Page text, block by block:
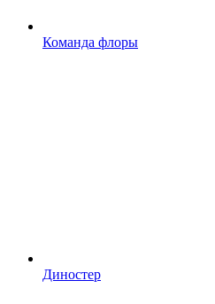
Команда флоры
Диностер